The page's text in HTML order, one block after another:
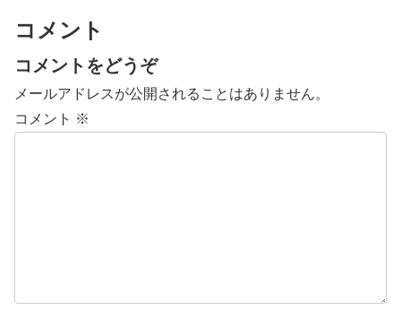
コメント
コメントをどうぞ
メールアドレスが公開されることはありません。
コメント ※